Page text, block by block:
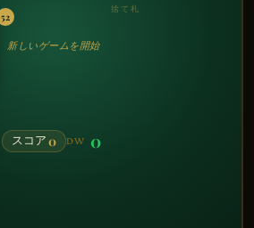
52
新しいゲームを開始
捨て札
スコア 0 DW 0